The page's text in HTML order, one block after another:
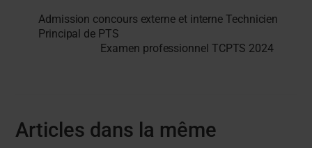
Admission concours externe et interne Technicien
Principal de PTS
Examen professionnel TCPTS 2024
Articles dans la même